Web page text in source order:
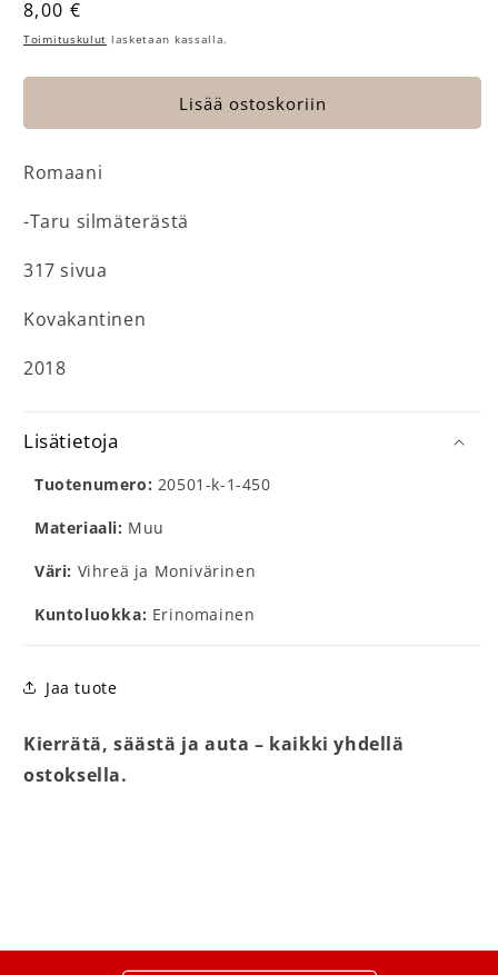
Normaalihinta
8,00 €
Toimituskulut lasketaan kassalla.
Lisää ostoskoriin
Romaani
-Taru silmäterästä
317 sivua
Kovakantinen
2018
Lisätietoja
Tuotenumero: 20501-k-1-450
Materiaali: Muu
Väri: Vihreä ja Monivärinen
Kuntoluokka: Erinomainen
Jaa tuote
Kierrätä, säästä ja auta – kaikki yhdellä
ostoksella.